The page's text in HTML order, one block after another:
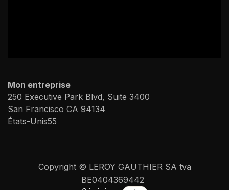
Mon entreprise
250 Executive Park Blvd, Suite 3400
San Francisco CA 94134
États-Unis55
Copyright © LEROY GAUTHIER SA tva
BE0404369442